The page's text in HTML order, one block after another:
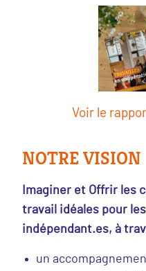
Voir le
NOTRE VISION
Imaginer et Offrir les
travail idéales pour
indépendant.es, à
un